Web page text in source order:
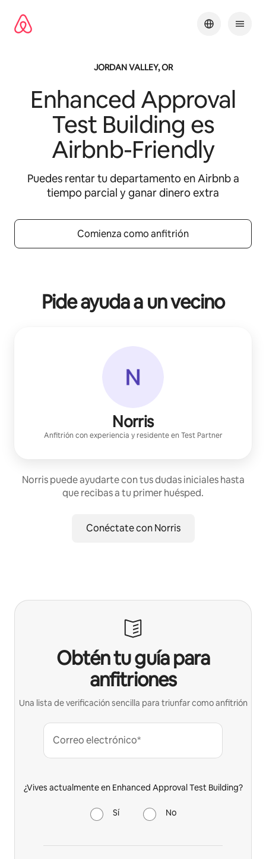
contenido
JORDAN VALLEY, OR
Enhanced Approval
Test Building es
Airbnb-Friendly
Puedes rentar tu departamento en Airbnb a
tiempo parcial y ganar dinero extra
Comienza como anfitrión
Pide ayuda a un vecino
Norris
Anfitrión con experiencia y residente en Test Partner
Norris puede ayudarte con tus dudas iniciales hasta
que recibas a tu primer huésped.
Conéctate con Norris
Obtén tu guía para
anfitriones
Una lista de verificación sencilla para triunfar como anfitrión
Correo electrónico*
¿Vives actualmente en Enhanced Approval Test Building?
Sí No